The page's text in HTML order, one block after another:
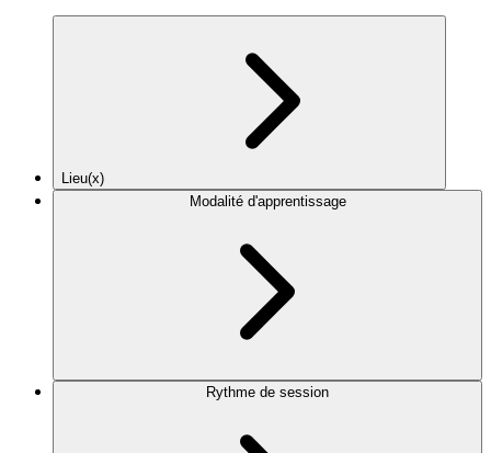
Lieu(x)
Modalité d'apprentissage
Rythme de session